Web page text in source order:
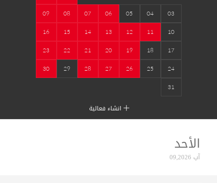
03
04
05
06
07
08
09
10
11
12
13
14
15
16
17
18
19
20
21
22
23
24
25
26
27
28
29
30
31
انشاء فعالية
الأحد
آب 09,2026